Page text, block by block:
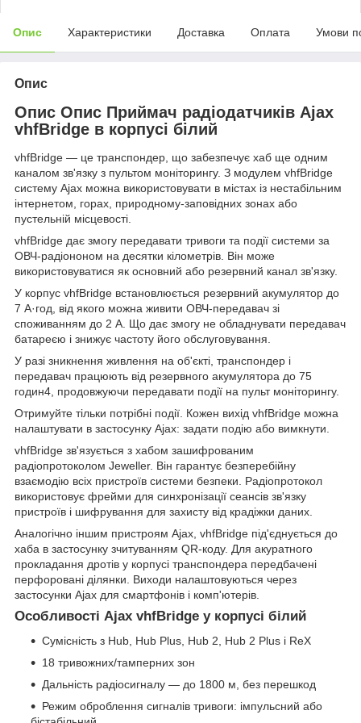
Опис Характеристики Доставка Оплата Умови
Опис
Опис Опис Приймач радіодатчиків Ajax
vhfBridge в корпусі білий
vhfBridge — це транспондер, що забезпечує хаб ще одним
каналом зв'язку з пультом моніторингу. З модулем vhfBridge
систему Ajax можна використовувати в містах із нестабільним
інтернетом, горах, природному-заповідних зонах або
пустельній місцевості.
vhfBridge дає змогу передавати тривоги та події системи за
ОВЧ-радіононом на десятки кілометрів. Він може
використовуватися як основний або резервний канал зв'язку.
У корпус vhfBridge встановлюється резервний акумулятор до
7 А·год, від якого можна живити ОВЧ-передавач зі
споживанням до 2 А. Що дає змогу не обладнувати передавач
батареєю і знижує частоту його обслуговування.
У разі зникнення живлення на об'єкті, транспондер і
передавач працюють від резервного акумулятора до 75
годин4, продовжуючи передавати події на пульт моніторингу.
Отримуйте тільки потрібні події. Кожен вихід vhfBridge можна
налаштувати в застосунку Ajax: задати подію або вимкнути.
vhfBridge зв'язується з хабом зашифрованим
радіопротоколом Jeweller. Він гарантує безперебійну
взаємодію всіх пристроїв системи безпеки. Радіопротокол
використовує фрейми для синхронізації сеансів зв'язку
пристроїв і шифрування для захисту від крадіжки даних.
Аналогічно іншим пристроям Ajax, vhfBridge під'єднується до
хаба в застосунку зчитуванням QR-коду. Для акуратного
прокладання дротів у корпусі транспондера передбачені
перфоровані ділянки. Виходи налаштовуються через
застосунки Ajax для смартфонів і комп'ютерів.
Особливості Ajax vhfBridge у корпусі білий
Сумісність з Hub, Hub Plus, Hub 2, Hub 2 Plus і ReX
18 тривожних/тамперних зон
Дальність радіосигналу — до 1800 м, без перешкод
Режим оброблення сигналів тривоги: імпульсний або